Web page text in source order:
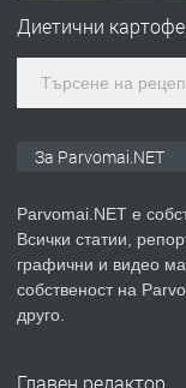
ПРЕДЛАГА
Диетични
За Parvomai.NET
Parvomai.NET е
Всички статии,
графични и видео
собственост на
друго.
Главен редактор